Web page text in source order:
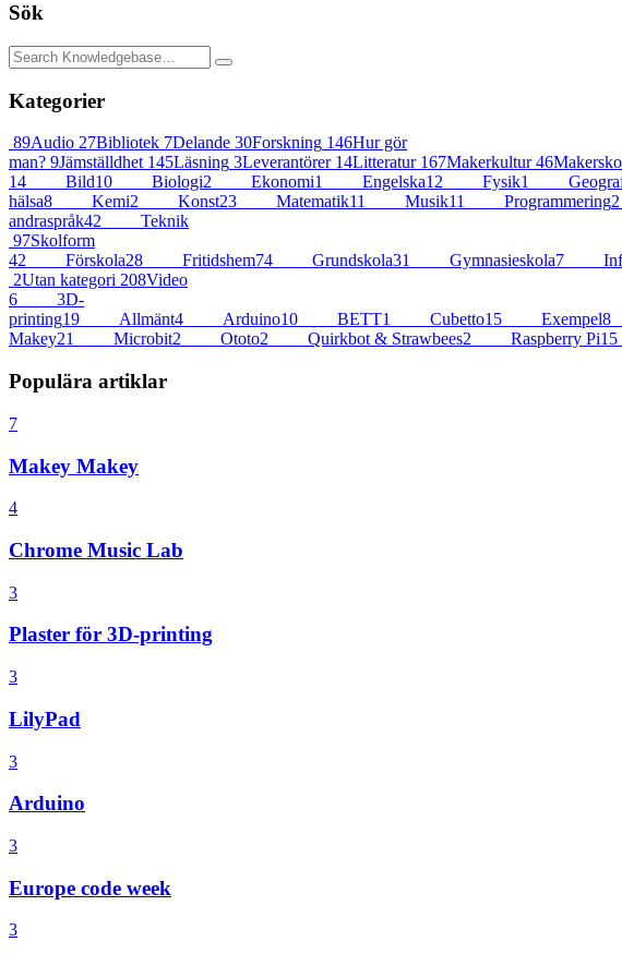
Sök
Kategorier
89Audio 27Bibliotek 7Delande 30Forskning 146Hur gör
man? 9Jämställdhet 145Läsning 3Leverantörer 14Litteratur 167Makerkultur 46
14
Bild10 Biologi2 Ekonomi1 Engelska12 Fysik1
hälsa8 Kemi2 Konst23 Matematik11 Musik11 Programmering2
andraspråk42
Teknik
97Skolform
42
Förskola28 Fritidshem74 Grundskola31 Gymnasieskola7
2Utan kategori 208Video
6
3D-
printing19 Allmänt4 Arduino10 BETT1 Cubetto15 Exempel8
Makey21 Microbit2 Ototo2 Quirkbot & Strawbees2 Raspberry Pi15
Populära artiklar
7
Makey Makey
4
Chrome Music Lab
3
Plaster för 3D-printing
3
LilyPad
3
Arduino
3
Europe code week
3